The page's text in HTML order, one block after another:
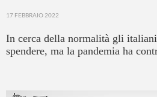
17 FEBBRAIO 2022
In cerca della normalità gli
spendere, ma la pandemia ha